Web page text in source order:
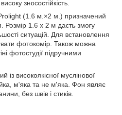
зносостійкість.
(1.6 м.×2 м.) призначений
Розмір 1.6 x 2 м дасть змогу
ситуацій. Для встановлення
фотокомір. Також можна
фотостудії підручними
високоякісної муслінової
м'яка та не м'яка. Фон являє
без швів і стиків.